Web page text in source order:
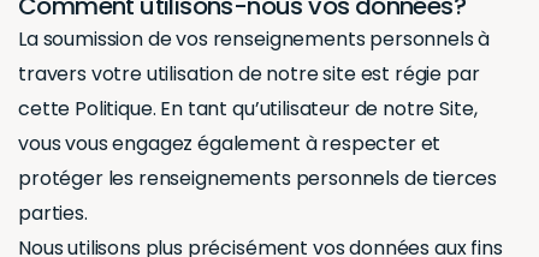
La soumission de vos renseignements personnels à
travers votre utilisation de notre site est régie par
cette Politique. En tant qu’utilisateur de notre Site,
vous vous engagez également à respecter et
protéger les renseignements personnels de tierces
parties.
Nous utilisons plus précisément vos données aux fins